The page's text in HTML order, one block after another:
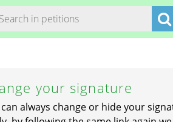
your signature
always change or hide your